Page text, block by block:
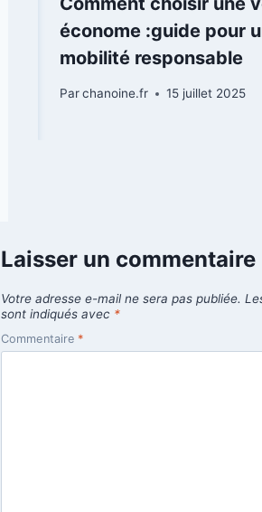
économe :guide pour
mobilité responsable
Parchanoine.fr 15 juillet 2025
Laisser un commentaire
Votre adresse e-mail ne sera pas publiée.
sont indiqués avec *
Commentaire *